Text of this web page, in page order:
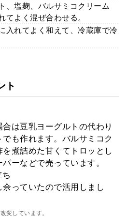
、塩麹、バルサミコクリーム
てよく混ぜ合わせる。
入れてよく和えて、冷蔵庫で冷
ト
は豆乳ヨーグルトの代わり
も作れます。バルサミコク
煮詰めた甘くてトロッとし
ーなどで売っています。
っていたので活用しまし
変しています。